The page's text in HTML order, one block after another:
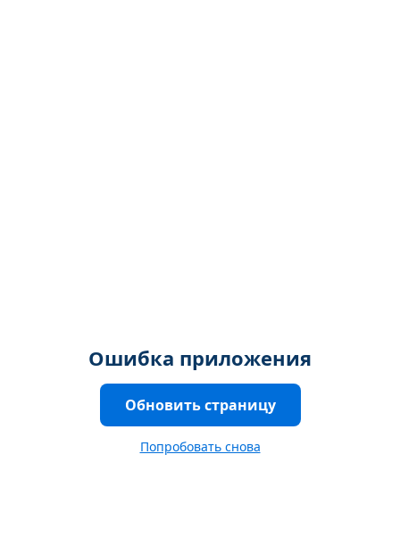
Ошибка приложения
Обновить страницу
Попробовать снова